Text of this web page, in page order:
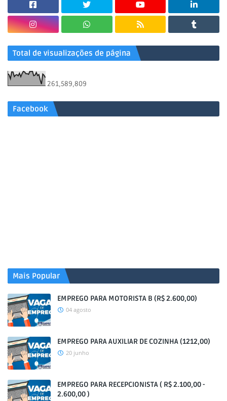
Total de visualizações de página
261,589,809
Facebook
Mais Popular
EMPREGO PARA MOTORISTA B (R$ 2.600,00)
04 agosto
EMPREGO PARA AUXILIAR DE COZINHA (1212,00)
20 junho
EMPREGO PARA RECEPCIONISTA ( R$ 2.100,00 -
2.600,00 )